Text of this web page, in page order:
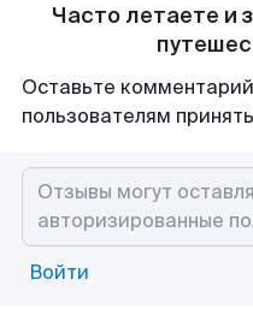
Часто летаете и
Оставьте
пользователям
Войти